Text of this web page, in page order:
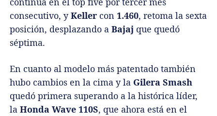
consecutivo, yKeller con 1.460, retoma la sexta
posición, desplazando a Bajaj que quedó
séptima.
En cuanto al modelo más patentado también
hubo cambios en la cima y la Gilera Smash
quedó primera superando a la histórica líder,
la Honda Wave 110S, que ahora está en el